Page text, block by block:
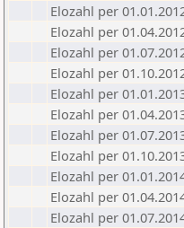
Elozahl per
Elozahl per
Elozahl per
Elozahl per
Elozahl per
Elozahl per
Elozahl per
Elozahl per
Elozahl per
Elozahl per
Elozahl per